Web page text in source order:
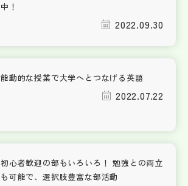
中！
2022.09.30
能動的な授業で大学へとつなげる英語
2022.07.22
初心者歓迎の部もいろいろ！ 勉強との両立
も可能で、選択肢豊富な部活動